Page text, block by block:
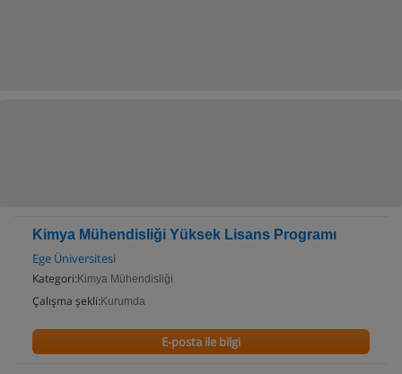
Kimya Mühendisliği Yüksek Lisans Programı
Ege Üniversitesi
Kategori: Kimya Mühendisliği
Çalışma şekli: Kurumda
E-posta ile bilgi